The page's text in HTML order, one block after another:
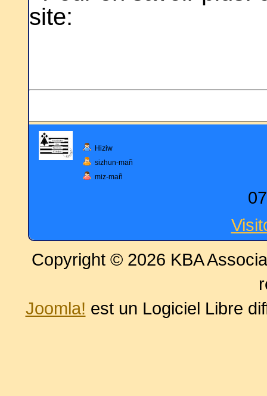
site:
Hiziw
sizhun-mañ
miz-mañ
Copyright © 2026 KBA
Joomla! est un Logiciel Libre